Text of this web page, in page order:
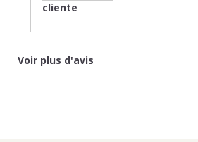
cliente
Voir plus d'avis